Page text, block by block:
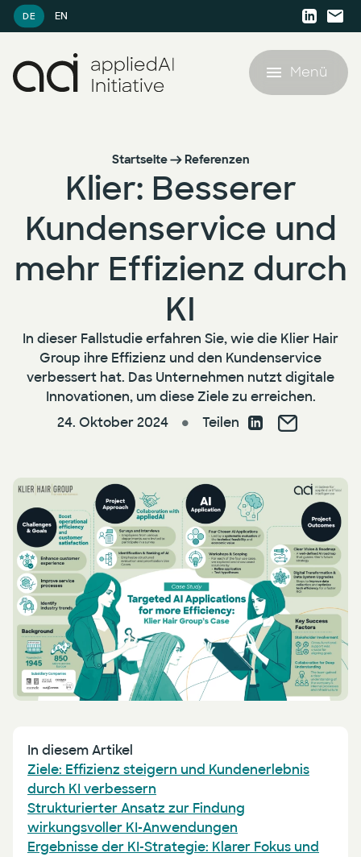
DE EN
Angebot
AI Agent Lighthouse Programm
Companion Partnership Programm
KI-Accelerator für den Mittelstand
KI Strategie & Betriebsmodell
KI Enablement
Referenzen
KI-Ressourcen
KI-Ressourcen
Blog
Unternehmen
Karriere
Presse
Newsletter
Menü
Startseite Referenzen
Klier: Besserer
Kundenservice und
mehr Effizienz durch
KI
In dieser Fallstudie erfahren Sie, wie die Klier Hair
Group ihre Effizienz und den Kundenservice
verbessert hat. Das Unternehmen nutzt digitale
Innovationen, um diese Ziele zu erreichen.
24. Oktober 2024
● Teilen
In diesem Artikel
Ziele: Effizienz steigern und Kundenerlebnis
durch KI verbessern
Strukturierter Ansatz zur Findung
wirkungsvoller KI-Anwendungen
Ergebnisse der KI-Strategie: Klarer Fokus und